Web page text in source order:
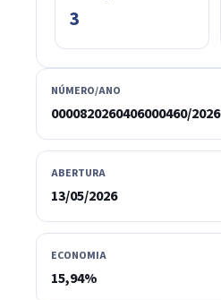
3
NÚMERO/ANO
0000820260406000460/2026
ABERTURA
13/05/2026
ECONOMIA
15,94%